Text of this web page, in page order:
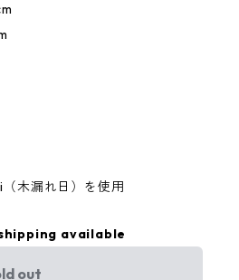
木漏れ日）を使用
available
out